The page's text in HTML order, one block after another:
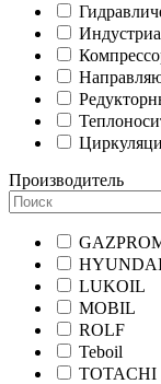
Производитель
LUKOIL
MOBIL
ROLF
Teboil
TOTACHI